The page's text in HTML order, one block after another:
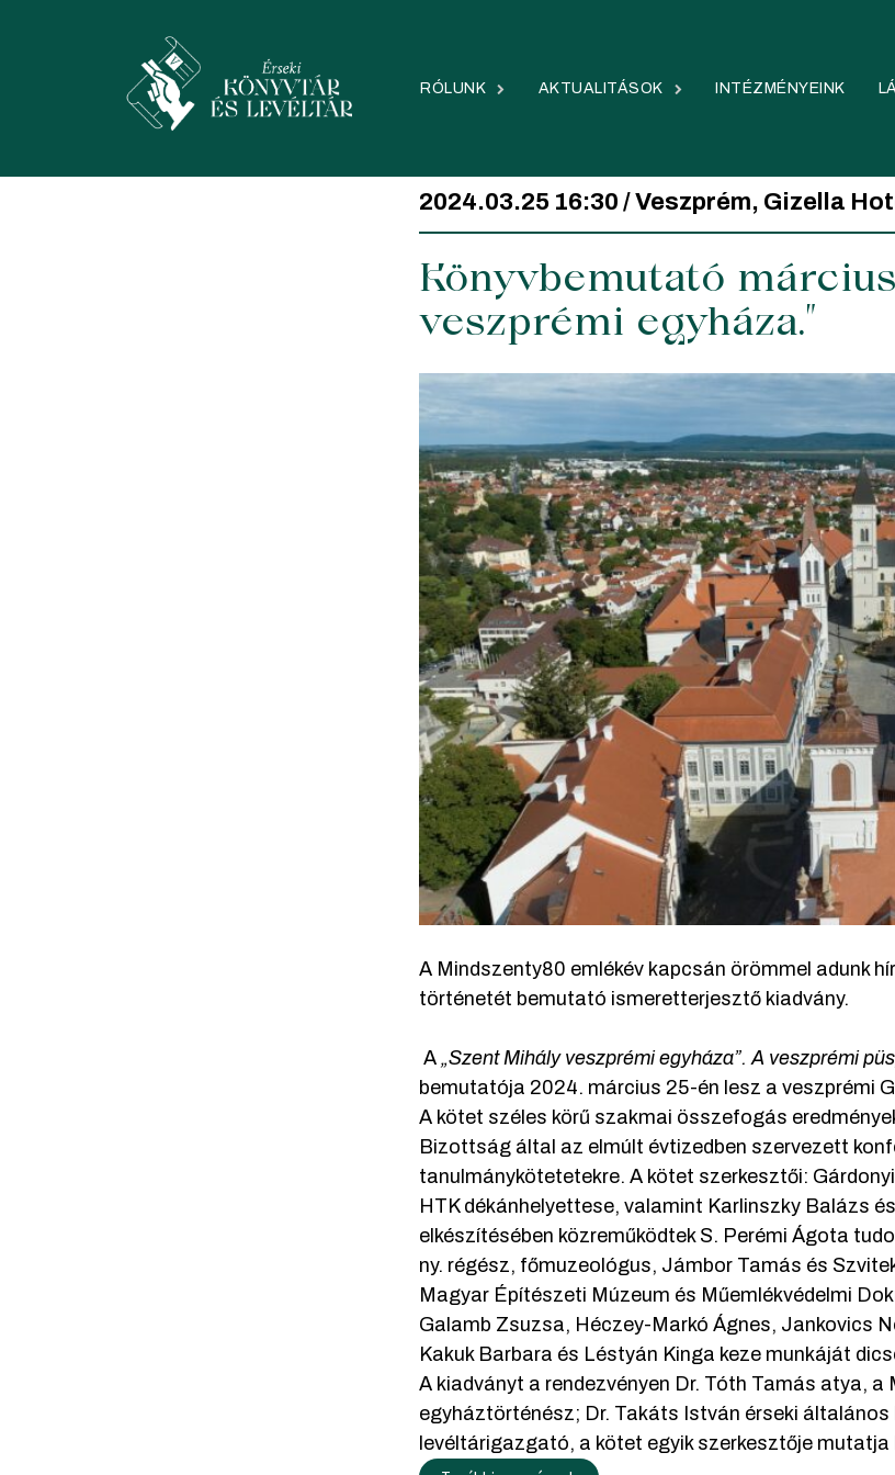
RÓLUNK AKTUALITÁSOK INTÉZMÉNYEINK
2024.03.25 16:30 / Veszprém, Gizella
Könyvbemutató
veszprémi egyháza.”
A Mindszenty80 emlékév kapcsán örömmel adunk
történetét bemutató ismeretterjesztő kiadvány.
A „Szent Mihály veszprémi egyháza”. A veszprémi
bemutatója 2024. március 25-én lesz a veszprémi
A kötet széles körű szakmai összefogás
Bizottság által az elmúlt évtizedben szervezett
tanulmánykötetetekre. A kötet szerkesztői:
HTK dékánhelyettese, valamint Karlinszky Balázs
elkészítésében közreműködtek S. Perémi Ágota
ny. régész, főmuzeológus, Jámbor Tamás és
Magyar Építészeti Múzeum és Műemlékvédelmi
Galamb Zsuzsa, Héczey-Markó Ágnes, Jankovics
Kakuk Barbara és Léstyán Kinga keze munkáját
A kiadványt a rendezvényen Dr. Tóth Tamás atya,
egyháztörténész; Dr. Takáts István érseki
levéltárigazgató, a kötet egyik szerkesztője mutatja